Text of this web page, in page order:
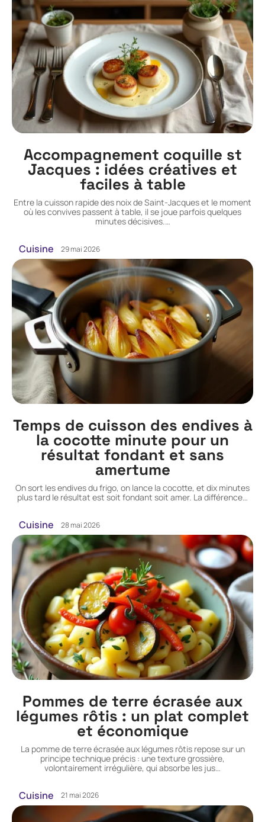
Accompagnement coquille st
Jacques : idées créatives et
faciles à table
Entre la cuisson rapide des noix de Saint-Jacques et le moment
où les convives passent à table, il se joue parfois quelques
minutes décisives.…
Cuisine 29 mai 2026
Temps de cuisson des endives à
la cocotte minute pour un
résultat fondant et sans
amertume
On sort les endives du frigo, on lance la cocotte, et dix minutes
plus tard le résultat est soit fondant soit amer. La différence…
Cuisine 28 mai 2026
Pommes de terre écrasée aux
légumes rôtis : un plat complet
et économique
La pomme de terre écrasée aux légumes rôtis repose sur un
principe technique précis : une texture grossière,
volontairement irrégulière, qui absorbe les jus…
Cuisine 21 mai 2026